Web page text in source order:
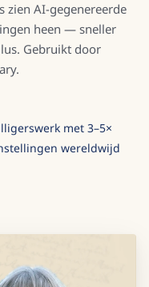
AI-gegenereerde
heen — sneller
Gebruikt door
met 3–5×
wereldwijd